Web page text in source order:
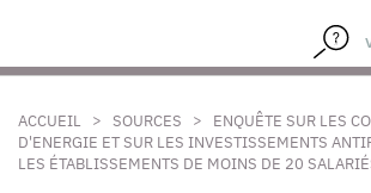
ACCUEIL > SOURCES >
ENQUÊTE SUR LES
D'ENERGIE ET SUR LES INVESTISSEMENTS
LES ÉTABLISSEMENTS DE MOINS DE 20